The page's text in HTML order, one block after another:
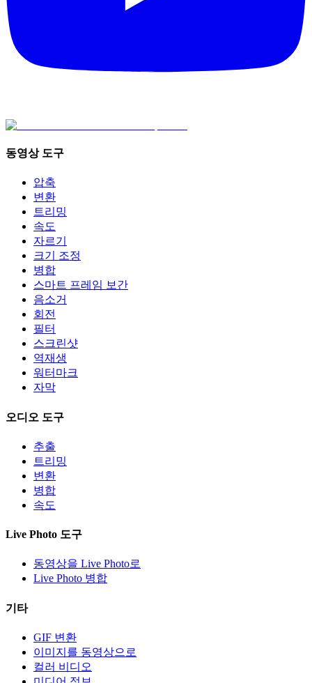
동영상 도구
압축
변환
트리밍
속도
자르기
크기 조정
병합
스마트 프레임 보간
음소거
회전
필터
스크린샷
역재생
워터마크
자막
오디오 도구
추출
트리밍
변환
병합
속도
Live Photo 도구
동영상을 Live Photo로
Live Photo 병합
기타
GIF 변환
이미지를 동영상으로
컬러 비디오